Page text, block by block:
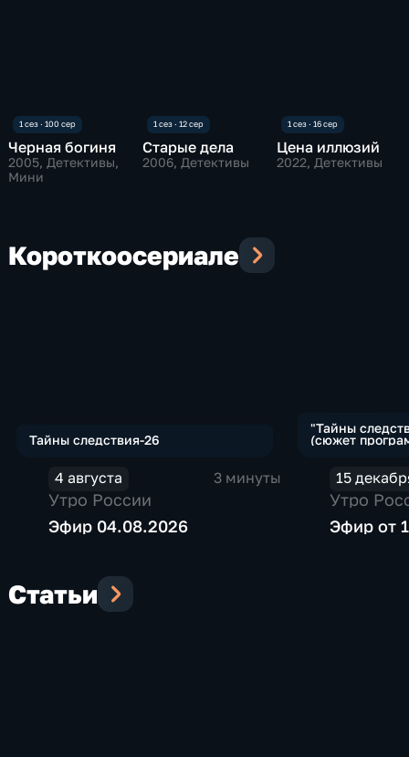
Черная богиня
2005, Детективы,
Мини
Старые дела
2006, Детективы
Цена иллюзий
2022, Детективы
Короткоосериале
Тайны следствия-26
4 августа 3 минуты
Утро России
Эфир 04.08.2026
"Тайны
(сюжет
15
Утро
Эфир от
Статьи